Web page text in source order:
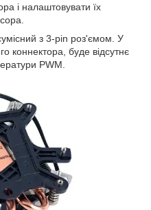
і налаштовувати їх
з 3-pin роз'ємом. У
коннектора, буде відсутнє
PWM.